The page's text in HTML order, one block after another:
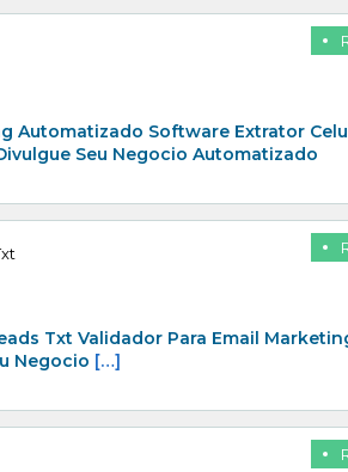
Automatizado Software Extrator
Seu Negocio Automatizado
Txt Validador Para Email
Negocio […]